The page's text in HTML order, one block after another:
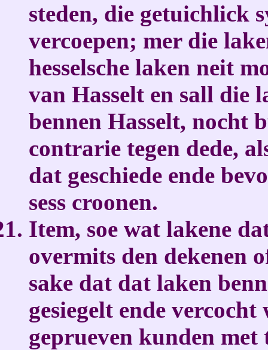
steden, die getuichlick
vercoepen; mer die
hesselsche laken neit
van Hasselt en sall die
bennen Hasselt, nocht
contrarie tegen dede,
dat geschiede ende
sess croonen.
Item, soe wat lakene
overmits den dekenen
sake dat dat laken
gesiegelt ende
geprueven kunden met